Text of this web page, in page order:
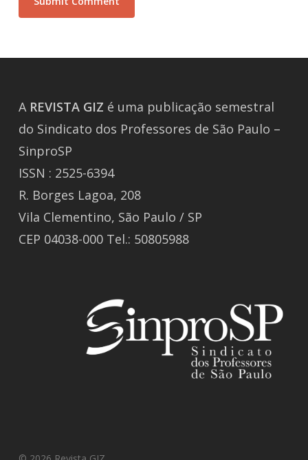
A REVISTA GIZ é uma publicação semestral
do Sindicato dos Professores de São Paulo –
SinproSP
ISSN : 2525-6394
R. Borges Lagoa, 208
Vila Clementino, São Paulo / SP
CEP 04038-000 Tel.: 50805988